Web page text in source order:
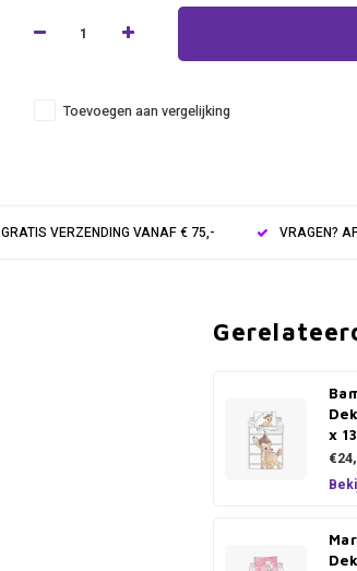
Toevoegen aan vergelijking
GRATIS VERZENDING VANAF € 75,- VRAGEN?
x